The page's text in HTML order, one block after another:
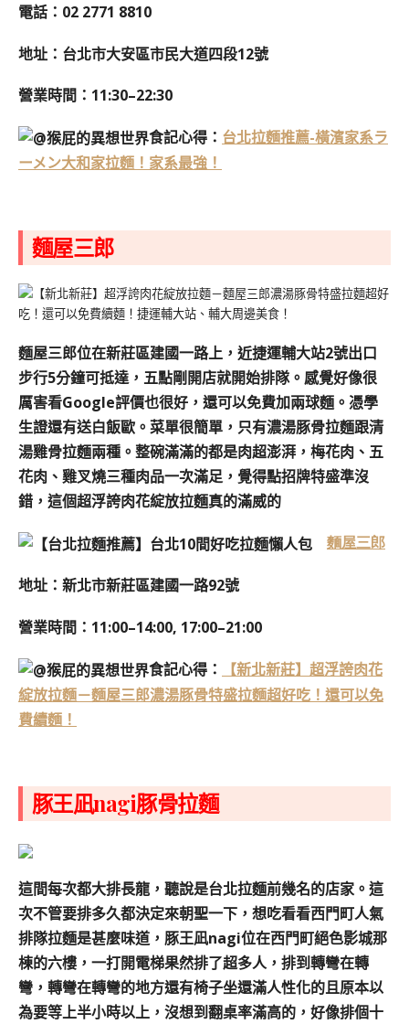
電話： 02 2771 8810
地址：台北市大安區市民大道四段12號
營業時間：11:30–22:30
食記心得： 台北拉麵推薦-橫濱家系ラ
ーメン大和家拉麵！家系最強！
麵屋三郎
麵屋三郎位在新莊區建國一路上，近捷運輔大站2號出口
步行5分鐘可抵達， 五點剛開店就開始排隊。感覺好像很
厲害看Google評價也很好，還可以免費加兩球麵。憑學
生證還有送白飯歐。菜單很簡單，只有濃湯豚骨拉麵跟清
湯雞骨拉麵兩種。 整碗滿滿的都是肉超澎湃，梅花肉、五
花肉、雞叉燒三種肉品一次滿足， 覺得點招牌特盛準沒
錯，這個超浮誇肉花綻放拉麵真的滿威的
麵屋三郎
地址：新北市新莊區建國一路92號
營業時間：11:00–14:00, 17:00–21:00
食記心得：
【新北新莊】超浮誇肉花
綻放拉麵－麵屋三郎濃湯豚骨特盛拉麵超好吃！還可以免
費續麵！
豚王凪nagi豚骨拉麵
這間每次都大排長龍，聽說是台北拉麵前幾名的店家。 這
次不管要排多久都決定來朝聖一下，想吃看看西門町人氣
排隊拉麵是甚麼味道， 豚王凪nagi位在西門町絕色影城那
棟的六樓，一打開電梯果然排了超多人， 排到轉彎在轉
彎，轉彎在轉彎的地方還有椅子坐還滿人性化的且原本以
為要等上半小時以上，沒想到翻桌率滿高的，好像排個十